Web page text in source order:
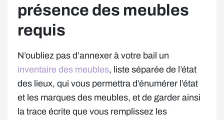
présence des meubles
requis
N’oubliez pas d’annexer à votre bail un
inventaire des meubles, liste séparée de l’état
des lieux, qui vous permettra d’énumérer l’état
et les marques des meubles, et de garder ainsi
la trace écrite que vous remplissez les